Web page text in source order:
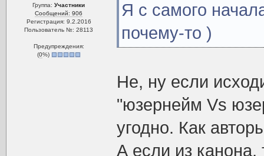
Группа:Участники
Сообщений: 906
Регистрация: 9.2.2016
Пользователь №: 28113
Предупреждения:
(0%)
Я с самого
почему-то )
Не, ну если
"юзернейм Vs
угодно. Как
А если из